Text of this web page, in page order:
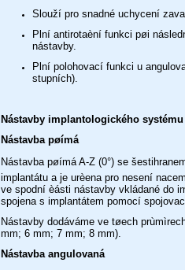
Slouží pro snadné uchycení
Plní antirotaèní funkci pøi
nástavby.
Plní polohovací funkci u
stupních).
Nástavby implantologického systému
Nástavba pøímá
Nástavba pøímá A-Z (0°) se
implantátu a je urèena pro nesení
ve spodní èásti nástavby vkládané do
spojena s implantátem pomocí
Nástavby dodáváme ve tøech
mm; 6 mm; 7 mm; 8 mm).
Nástavba angulovaná